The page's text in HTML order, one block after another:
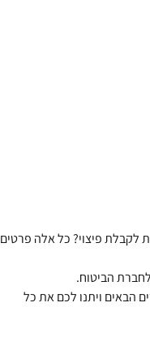
לקבלת פיצוי? כל אלה פרטים
הביטוח.
הבאים ויתנו לכם את כל